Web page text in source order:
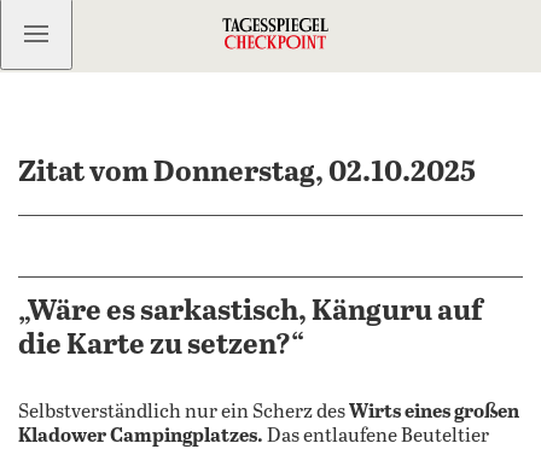
Kostenlos anmelden
Zitat vom Donnerstag, 02.10.2025
„Wäre es sarkastisch, Känguru auf
die Karte zu setzen?“
Selbstverständlich nur ein Scherz desWirts eines großen
Kladower Campingplatzes. Das entlaufene Beuteltier